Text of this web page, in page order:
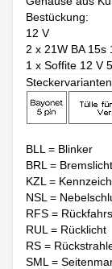
Bestückung:
12 V
2 x 21W BA 15s
1 x Soffite 12 V
BLL = Blinker
BRL = Bremslicht
KZL =
NSL =
RFS =
RUL = Rücklicht
RS =
SML =